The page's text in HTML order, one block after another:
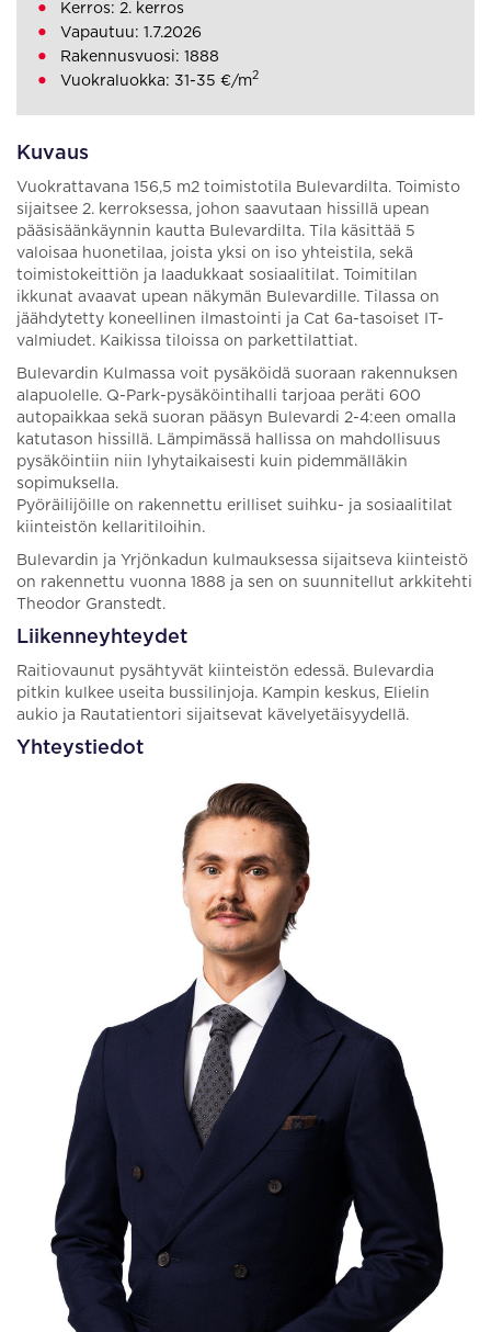
Kuvaus
Vuokrattavana 156,5 m2 toimistotila Bulevardilta. Toimisto
sijaitsee 2. kerroksessa, johon saavutaan hissillä upean
pääsisäänkäynnin kautta Bulevardilta. Tila käsittää 5
valoisaa huonetilaa, joista yksi on iso yhteistila, sekä
toimistokeittiön ja laadukkaat sosiaalitilat. Toimitilan
ikkunat avaavat upean näkymän Bulevardille. Tilassa on
jäähdytetty koneellinen ilmastointi ja Cat 6a-tasoiset IT-
valmiudet. Kaikissa tiloissa on parkettilattiat.
Bulevardin Kulmassa voit pysäköidä suoraan rakennuksen
alapuolelle. Q-Park-pysäköintihalli tarjoaa peräti 600
autopaikkaa sekä suoran pääsyn Bulevardi 2-4:een omalla
katutason hissillä. Lämpimässä hallissa on mahdollisuus
pysäköintiin niin lyhytaikaisesti kuin pidemmälläkin
sopimuksella.
Pyöräilijöille on rakennettu erilliset suihku- ja sosiaalitilat
kiinteistön kellaritiloihin.
Bulevardin ja Yrjönkadun kulmauksessa sijaitseva kiinteistö
on rakennettu vuonna 1888 ja sen on suunnitellut arkkitehti
Theodor Granstedt.
Liikenneyhteydet
Raitiovaunut pysähtyvät kiinteistön edessä. Bulevardia
pitkin kulkee useita bussilinjoja. Kampin keskus, Elielin
aukio ja Rautatientori sijaitsevat kävelyetäisyydellä.
Yhteystiedot
Kerros: 2. kerros
Vapautuu: 1.7.2026
Rakennusvuosi: 1888
Vuokraluokka: 31-35 €/m2